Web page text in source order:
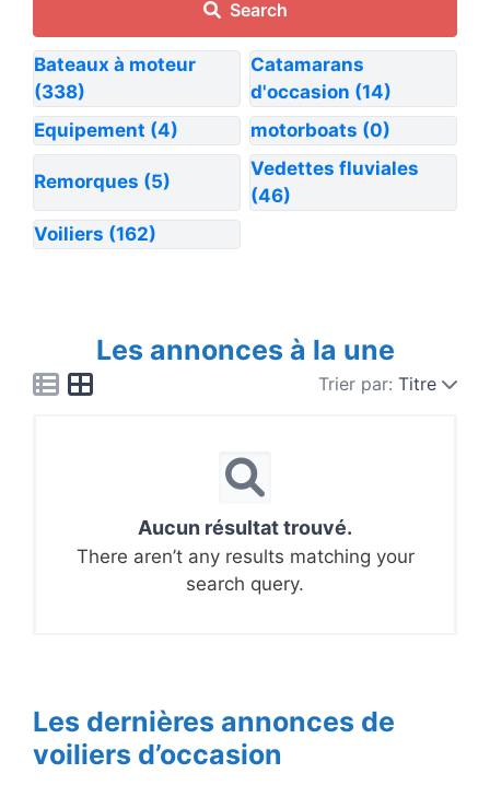
Search
Bateaux à moteur
(338)
Catamarans
d'occasion (14)
Equipement (4) motorboats (0)
Remorques (5)
Vedettes fluviales
(46)
Voiliers (162)
Les annonces à la une
Trier par: Titre
Aucun résultat trouvé.
There aren’t any results matching your
search query.
Les dernières annonces de
voiliers d’occasion